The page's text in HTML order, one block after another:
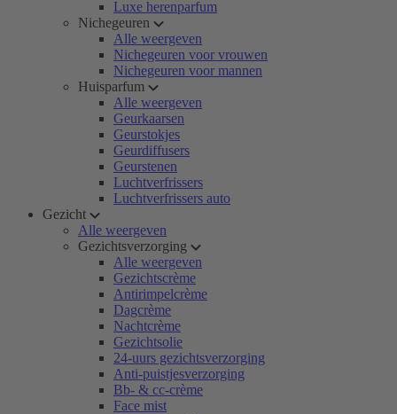
Luxe herenparfum
Nichegeuren
Alle weergeven
Nichegeuren voor vrouwen
Nichegeuren voor mannen
Huisparfum
Alle weergeven
Geurkaarsen
Geurstokjes
Geurdiffusers
Geurstenen
Luchtverfrissers
Luchtverfrissers auto
Gezicht
Alle weergeven
Gezichtsverzorging
Alle weergeven
Gezichtscrème
Antirimpelcrème
Dagcrème
Nachtcrème
Gezichtsolie
24-uurs gezichtsverzorging
Anti-puistjesverzorging
Bb- & cc-crème
Face mist